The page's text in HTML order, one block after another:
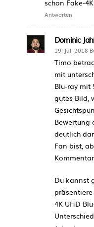
schon Fake-
Antworten
Dominic
19. Juli 2018
Timo
mit
Blu-ray mit
gutes Bild,
Bewertung
deutlich
Fan bist,
Du kannst
4K UHD